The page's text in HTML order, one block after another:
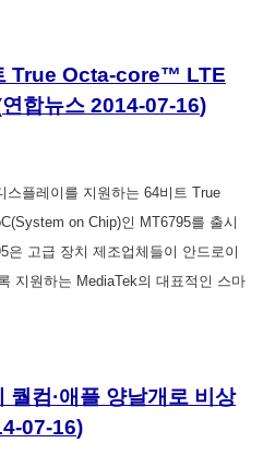
True Octa-core™ LTE
연합뉴스 2014-07-16)
스플레이를 지원하는 64비트 True
on Chip)인 MT6795를 출시
은 고급 장치 제조업체들이 안드로이
지원하는 MediaTek의 대표적인 스마
퀄컴·애플 양날개로 비상
07-16)